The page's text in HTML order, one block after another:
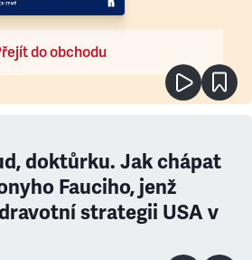
do obchodu
doktůrku. Jak chápat
Fauciho, jenž
strategii USA v